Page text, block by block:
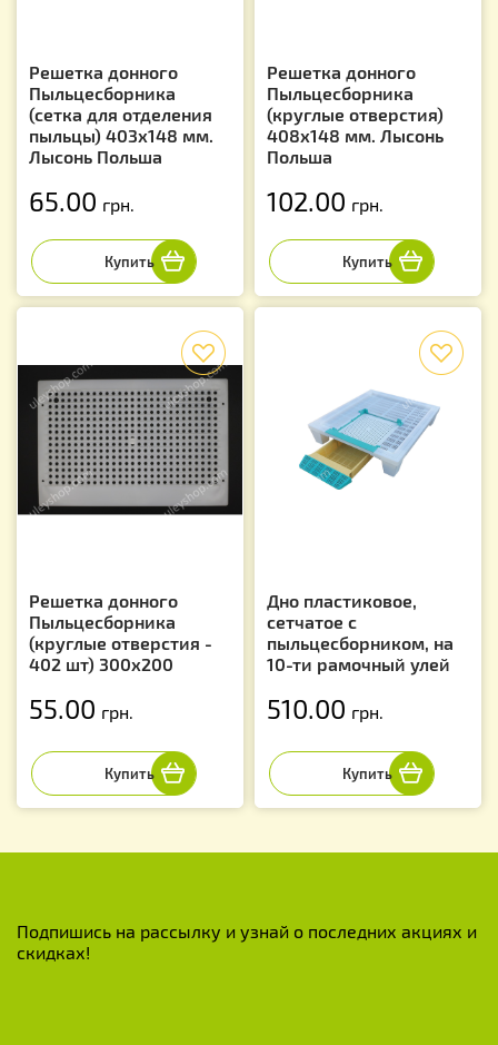
Решетка донного
Пыльцесборника
(сетка для отделения
пыльцы) 403х148 мм.
Лысонь Польша
65.00 грн.
Решетка донного
Пыльцесборника
(круглые отверстия)
408х148 мм. Лысонь
Польша
102.00 грн.
Решетка донного
Пыльцесборника
(круглые отверстия -
402 шт) 300х200
55.00 грн.
Дно пластиковое,
сетчатое с
пыльцесборником, на
10-ти рамочный улей
510.00 грн.
Подпишись на рассылку и узнай о последних акциях и
скидках!